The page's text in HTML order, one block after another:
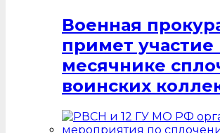
Военная
примет участие
месячнике
воинских